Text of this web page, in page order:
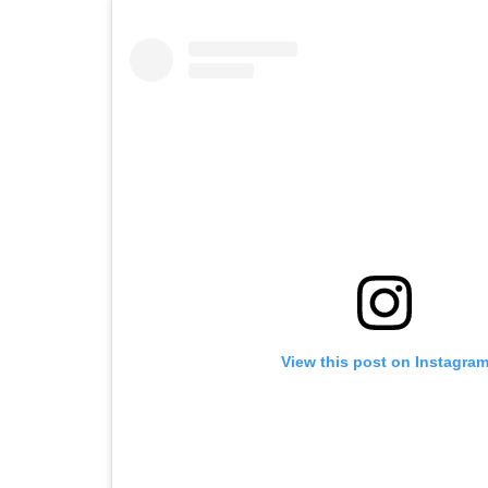
View this post on Instagram